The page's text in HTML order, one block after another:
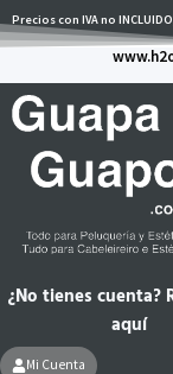
al
Precios con IVA no
¿No tienes cuenta?
aquí
Mi Cuenta